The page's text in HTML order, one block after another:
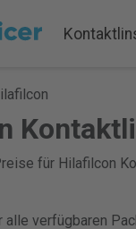
für Hilafilcon
alle verfügbaren